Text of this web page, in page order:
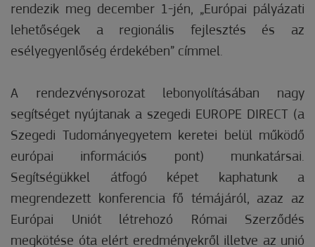
rendezik meg december 1-jén, „Európai pályázati
lehetőségek a regionális fejlesztés és az
esélyegyenlőség érdekében” címmel.
A rendezvénysorozat lebonyolításában nagy
segítséget nyújtanak a szegedi EUROPE DIRECT (a
Szegedi Tudományegyetem keretei belül működő
európai információs pont) munkatársai.
Segítségükkel átfogó képet kaphatunk a
megrendezett konferencia fő témájáról, azaz az
Európai Uniót létrehozó Római Szerződés
megkötése óta elért eredményekről illetve az unió